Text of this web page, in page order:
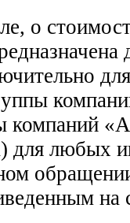
о
компаний
для любых
на